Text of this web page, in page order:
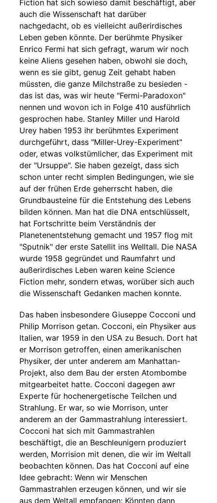
Fiction hat sich sowieso damit beschäftigt, aber
auch die Wissenschaft hat darüber
nachgedacht, ob es vielleicht außerirdisches
Leben geben könnte. Der berühmte Physiker
Enrico Fermi hat sich gefragt, warum wir noch
keine Aliens gesehen haben, obwohl sie doch,
wenn es sie gibt, genug Zeit gehabt haben
müssten, die ganze Milchstraße zu besieden -
das ist das, was wir heute "Fermi-Paradoxon"
nennen und wovon ich in Folge 410 ausführlich
gesprochen habe. Stanley Miller und Harold
Urey haben 1953 ihr berühmtes Experiment
durchgeführt, dass "Miller-Urey-Experiment"
oder, etwas volkstümlicher, das Experiment mit
der "Ursuppe". Sie haben gezeigt, dass sich
schon unter recht simplen Bedingungen, wie sie
auf der frühen Erde geherrscht haben, die
Grundbausteine für die Entstehung des Lebens
bilden können. Man hat die DNA entschlüsselt,
hat Fortschritte beim Verständnis der
Planetenentstehung gemacht und 1957 flog mit
"Sputnik" der erste Satellit ins Welltall. Die NASA
wurde 1958 gegründet und Raumfahrt und
außerirdisches Leben waren keine Science
Fiction mehr, sondern etwas, worüber sich auch
die Wissenschaft Gedanken machen konnte.
Das haben insbesondere Giuseppe Cocconi und
Philip Morrison getan. Cocconi, ein Physiker aus
Italien, war 1959 in den USA zu Besuch. Dort hat
er Morrison getroffen, einen amerikanischen
Physiker, der unter anderem am Manhattan-
Projekt, also dem Bau der ersten Atombombe
mitgearbeitet hatte. Cocconi dagegen awr
Experte für hochenergetische Teilchen und
Strahlung. Er war, so wie Morrison, unter
anderem an der Gammastrahlung interessiert.
Cocconi hat sich mit Gammastrahlen
beschäftigt, die an Beschleunigern produziert
werden, Morrision mit denen, die wir im Weltall
beobachten können. Das hat Cocconi auf eine
Idee gebracht: Wenn wir Menschen
Gammastrahlen erzeugen können, und wir sie
aus dem Weltall empfangen: Könnten dann